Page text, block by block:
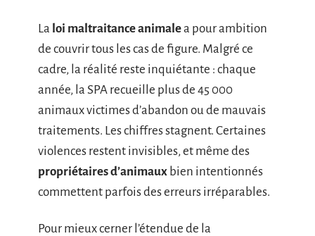
La loi maltraitance animalea pour ambition
de couvrir tous les cas de figure. Malgré ce
cadre, la réalité reste inquiétante : chaque
année, la SPA recueille plus de 45 000
animaux victimes d’abandon ou de mauvais
traitements. Les chiffres stagnent. Certaines
violences restent invisibles, et même des
propriétaires d’animaux bien intentionnés
commettent parfois des erreurs irréparables.
Pour mieux cerner l’étendue de la